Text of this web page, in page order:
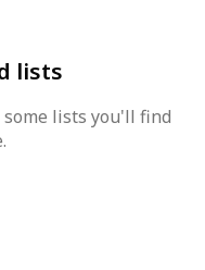
lists
lists you'll find